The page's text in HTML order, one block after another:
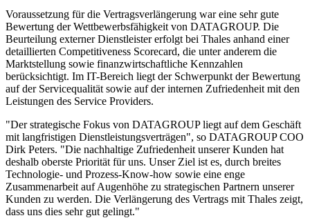
Voraussetzung für die Vertragsverlängerung war eine sehr gute
Bewertung der Wettbewerbsfähigkeit von DATAGROUP. Die
Beurteilung externer Dienstleister erfolgt bei Thales anhand einer
detaillierten Competitiveness Scorecard, die unter anderem die
Marktstellung sowie finanzwirtschaftliche Kennzahlen
berücksichtigt. Im IT-Bereich liegt der Schwerpunkt der Bewertung
auf der Servicequalität sowie auf der internen Zufriedenheit mit den
Leistungen des Service Providers.
"Der strategische Fokus von DATAGROUP liegt auf dem Geschäft
mit langfristigen Dienstleistungsverträgen", so DATAGROUP COO
Dirk Peters. "Die nachhaltige Zufriedenheit unserer Kunden hat
deshalb oberste Priorität für uns. Unser Ziel ist es, durch breites
Technologie- und Prozess-Know-how sowie eine enge
Zusammenarbeit auf Augenhöhe zu strategischen Partnern unserer
Kunden zu werden. Die Verlängerung des Vertrags mit Thales zeigt,
dass uns dies sehr gut gelingt."